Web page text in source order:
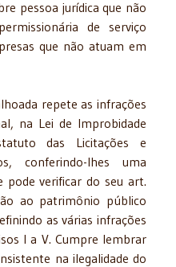
pessoa jurídica que não
de serviço
que não atuam em
repete as infrações
na Lei de Improbidade
das Licitações e
conferindo-lhes uma
pode verificar do seu art.
ao patrimônio público
as várias infrações
I a V. Cumpre lembrar
na ilegalidade do